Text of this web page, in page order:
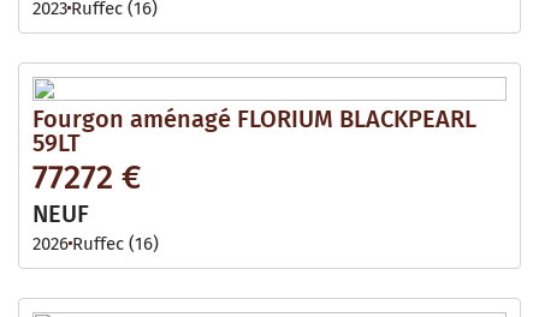
2023 Ruffec (16)
Fourgon aménagé FLORIUM BLACKPEARL
59LT
77272 €
NEUF
2026 Ruffec (16)